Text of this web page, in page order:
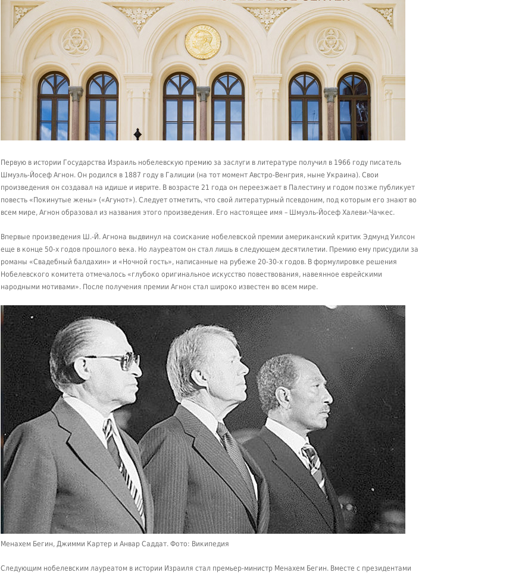
Первую в истории Государства Израиль нобелевскую премию за заслуги в литературе получил в 1966 году писатель
Шмуэль-Йосеф Агнон. Он родился в 1887 году в Галиции (на тот момент Австро-Венгрия, ныне Украина). Свои
произведения он создавал на идише и иврите. В возрасте 21 года он переезжает в Палестину и годом позже публикует
повесть «Покинутые жены» («Агунот»). Следует отметить, что свой литературный псевдоним, под которым его знают во
всем мире, Агнон образовал из названия этого произведения. Его настоящее имя – Шмуэль-Йосеф Халеви-Чачкес.
Впервые произведения Ш.-Й. Агнона выдвинул на соискание нобелевской премии американский критик Эдмунд Уилсон
еще в конце 50-х годов прошлого века. Но лауреатом он стал лишь в следующем десятилетии. Премию ему присудили за
романы «Свадебный балдахин» и «Ночной гость», написанные на рубеже 20-30-х годов. В формулировке решения
Нобелевского комитета отмечалось «глубоко оригинальное искусство повествования, навеянное еврейскими
народными мотивами». После получения премии Агнон стал широко известен во всем мире.
Менахем Бегин, Джимми Картер и Анвар Саддат. Фото: Википедия
Следующим нобелевским лауреатом в истории Израиля стал премьер-министр Менахем Бегин. Вместе с президентами